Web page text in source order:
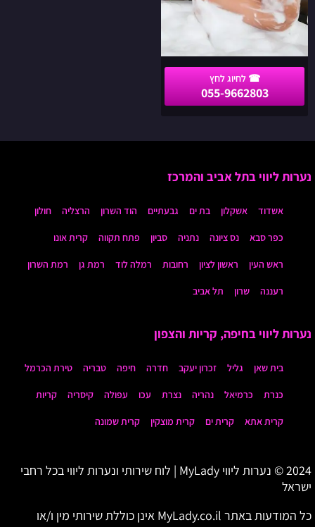
055-9662803
נערות ליווי בתל אביב והמרכז
אשדוד אשקלון בת ים גבעתיים הוד השרון הרצליה חולון
כפר סבא נס ציונה נתניה סביון פתח תקווה קרית אונו
ראש העין ראשון לציון רחובות רמלה לוד רמת גן רמת השרון
רעננה שרון תל אביב
נערות ליווי בחיפה, קריות והצפון
בית שאן גליל זכרון יעקב חדרה חיפה טבריה טירת הכרמל
כנרת כרמיאל נהריה נצרת עכו עפולה קיסריה קריות
קרית אתא קרית ים קרית מוצקין קרית שמונה
2024 © נערות ליווי MyLady | לוח שירותי ונערות ליווי בכל רחבי
ישראל
כל המודעות באתר MyLady.co.il אינן כוללת שירותי מין ו/או